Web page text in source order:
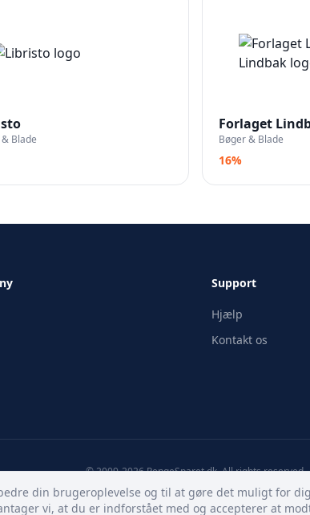
Blade
Forlaget
Bøger & Blade
16%
Support
Hjælp
Kontakt os
© 2009-2026PengeSparet.dk. All rights reserved.
din brugeroplevelse og til at gøre det muligt for
vi, at du er indforstået med og accepterer at